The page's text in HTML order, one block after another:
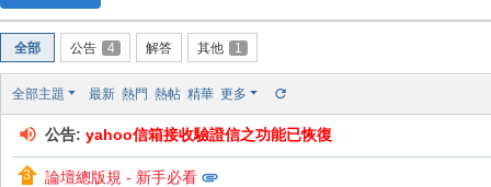
壇
全部 公告 4 解答 其他 1
全部主題 最新 熱門 熱帖 精華 更多
公告: yahoo信箱接收驗證信之功能已恢復
論壇總版規 - 新手必看